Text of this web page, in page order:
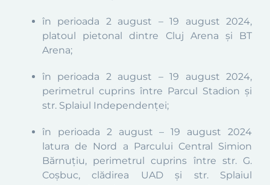
în perioada 2 august – 19 august 2024,
platoul pietonal dintre Cluj Arena și BT
Arena;
în perioada 2 august – 19 august 2024,
perimetrul cuprins între Parcul Stadion și
str. Splaiul Independenței;
în perioada 2 august – 19 august 2024
latura de Nord a Parcului Central Simion
Bărnuțiu, perimetrul cuprins între str. G.
Coșbuc, clădirea UAD și str. Splaiul